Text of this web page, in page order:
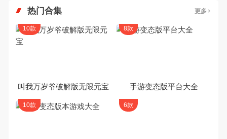
热门合集
叫我万岁爷破解版无限元宝
10款
手游变态版平台大全
8款
10款 6款